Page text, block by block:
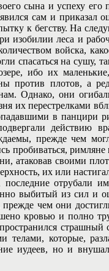
сына и успеху его
сам и приказал
к бегству. На
изобилии леса и
войска,
спасаться на сушу,
ибо их
против плотов, а
Однако, они
их перестрелками
в панцири
действию
прежде чем
пробиваться,
атаковав своими
их или
последние отрубали
выбитый из сил и
чем они
кровью и полно
которые,
иудеев, но и